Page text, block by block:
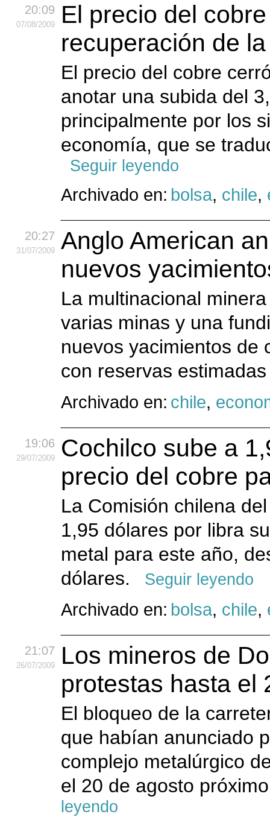
20:09
07/08/2009
El precio del
recuperación de
El precio del cobre
anotar una subida del
principalmente por los
economía, que se
Seguir leyendo
Archivado en: bolsa, chile,
20:27
31/07/2009
Anglo American
nuevos
La multinacional
varias minas y una
nuevos yacimientos de
con reservas
Archivado en: chile,
19:06
29/07/2009
Cochilco sube a
precio del cobre
La Comisión chilena
1,95 dólares por libra
metal para este año,
dólares.
Seguir leyendo
Archivado en: bolsa, chile,
21:07
26/07/2009
Los mineros de
protestas hasta el
El bloqueo de la
que habían anunciado
complejo metalúrgico
el 20 de agosto
leyendo